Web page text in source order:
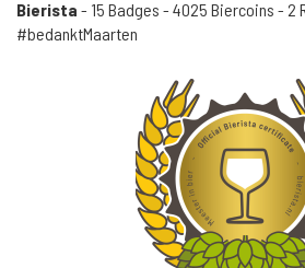
Bierista - 15 Badges - 4025 Biercoins - 2
#bedanktMaarten